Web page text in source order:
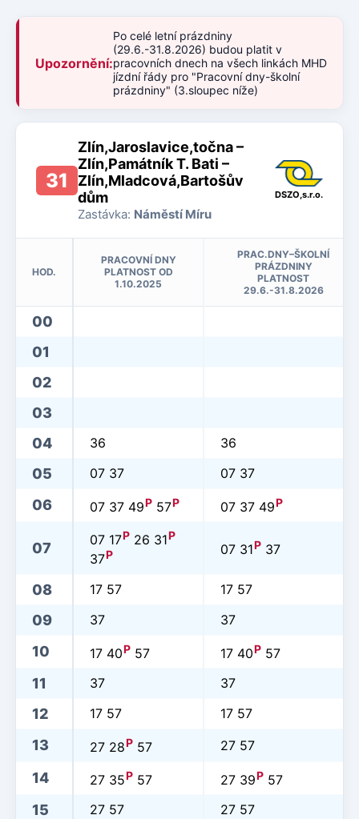
Upozornění:
Po celé letní prázdniny
(29.6.-31.8.2026) budou platit v
pracovních dnech na všech linkách MHD
jízdní řády pro "Pracovní dny-školní
prázdniny" (3.sloupec níže)
31
Zlín,Jaroslavice,točna –
Zlín,Památník T. Bati –
Zlín,Mladcová,Bartošův
dům
Zastávka: Náměstí Míru
DSZO,s.r.o.
HOD.
PRACOVNÍ DNY
PLATNOST OD
1.10.2025
PRAC.DNY–ŠKOLNÍ
PRÁZDNINY
PLATNOST
29.6.-31.8.2026
00
01
02
03
04
36 36
05 07 37 07 37
06 07 37 49P 57P 07 37 49P
07 07 17P 26 31P
37P 07 31P 37
08 17 57 17 57
09 37 37
10 17 40P 57 17 40P 57
11 37 37
12 17 57 17 57
13 27 28P 57 27 57
14 27 35P 57 27 39P 57
15 27 57 27 57